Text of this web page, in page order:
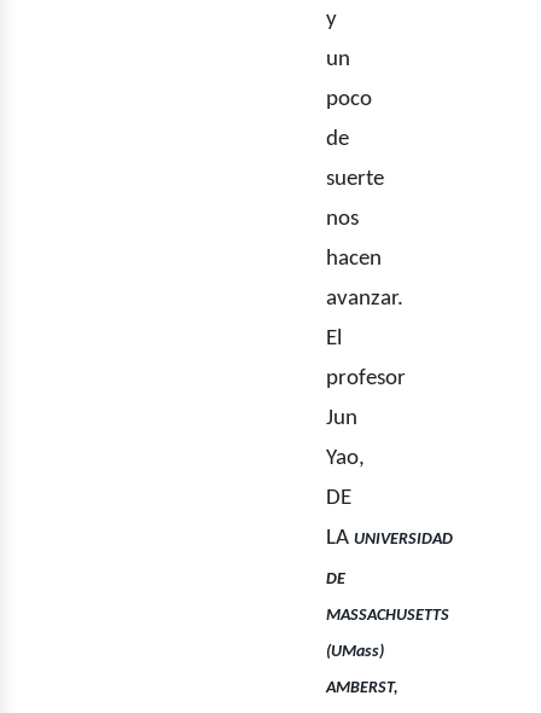
y
un
poco
de
suerte
nos
hacen
avanzar.
El
profesor
Jun
Yao,
DE
LA UNIVERSIDAD
DE
MASSACHUSETTS
(UMass)
AMBERST,